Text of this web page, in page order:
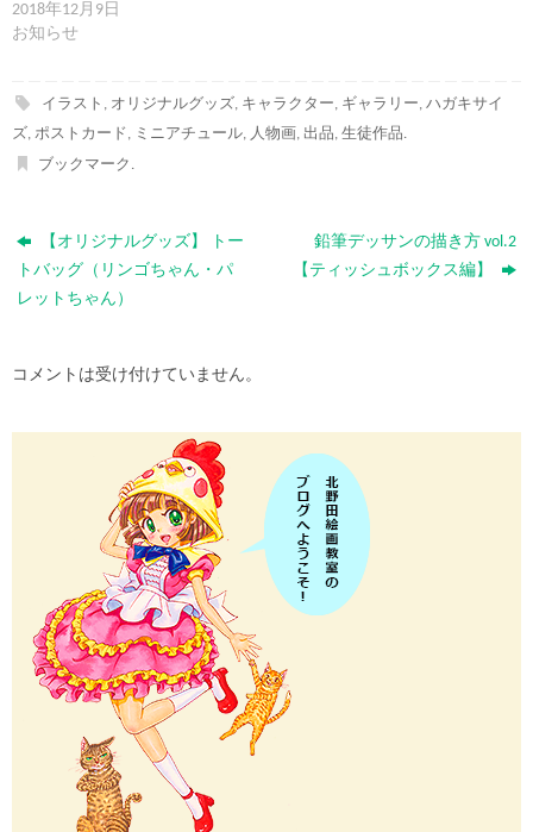
2018年12月9日
お知らせ
イラスト , オリジナルグッズ , キャラクター, ギャラリー, ハガキサイ
ズ , ポストカード , ミニアチュール, 人物画, 出品, 生徒作品.
ブックマーク .
【オリジナルグッズ】 トー
トバッグ（リンゴちゃん・パ
レットちゃん）
鉛筆デッサンの描き方 vol.2
【ティッシュボックス編】
コメントは受け付けていません。